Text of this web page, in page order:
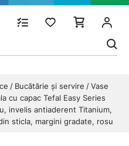
Bucătărie și servire
Vase
cu capac Tefal Easy Series
invelis antiaderent Titanium,
sticla, margini gradate, rosu